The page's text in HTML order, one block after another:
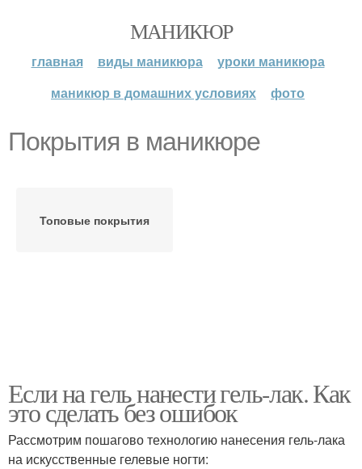
МАНИКЮР
главная виды маникюра
уроки маникюра
маникюр в домашних условиях
фото
Покрытия в маникюре
Топовые покрытия
Если на гель нанести гель-лак. Как
это сделать без ошибок
Рассмотрим пошагово технологию нанесения гель-лака
на искусственные гелевые ногти: